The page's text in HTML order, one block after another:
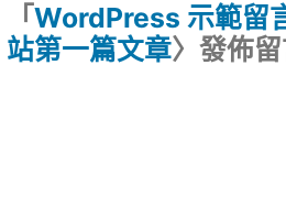
「WordPress 示範留
站第一篇文章〉發佈